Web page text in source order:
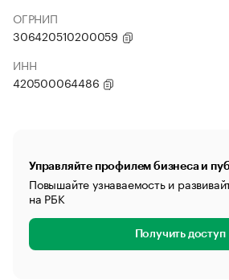
ОГРНИП
306420510200059
ИНН
420500064486
Управляйте профилем бизнеса и
Повышайте узнаваемость и
на РБК
Получить доступ